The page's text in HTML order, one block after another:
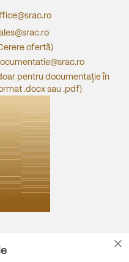
ofertă)
pentru documentație în
.docx sau .pdf)